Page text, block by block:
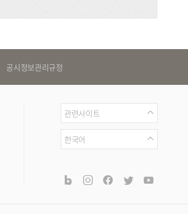
공시정보관리규정
관
련
사
트
관련사이트
언
한국어
공
식
blog instagramfacebook
twitter